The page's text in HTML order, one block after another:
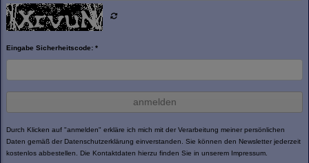
Eingabe Sicherheitscode: *
anmelden
Durch Klicken auf "anmelden" erkläre ich mich mit der Verarbeitung meiner persönlichen
Daten gemäß der Datenschutzerklärung einverstanden. Sie können den Newsletter jederzeit
kostenlos abbestellen. Die Kontaktdaten hierzu finden Sie in unserem Impressum.